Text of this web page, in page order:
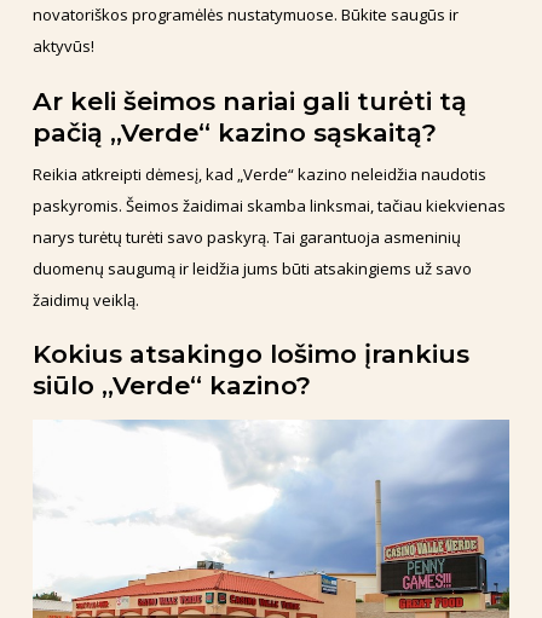
novatoriškos programėlės nustatymuose. Būkite saugūs ir
aktyvūs!
Ar keli šeimos nariai gali turėti tą
pačią „Verde“ kazino sąskaitą?
Reikia atkreipti dėmesį, kad „Verde“ kazino neleidžia naudotis
paskyromis. Šeimos žaidimai skamba linksmai, tačiau kiekvienas
narys turėtų turėti savo paskyrą. Tai garantuoja asmeninių
duomenų saugumą ir leidžia jums būti atsakingiems už savo
žaidimų veiklą.
Kokius atsakingo lošimo įrankius
siūlo „Verde“ kazino?